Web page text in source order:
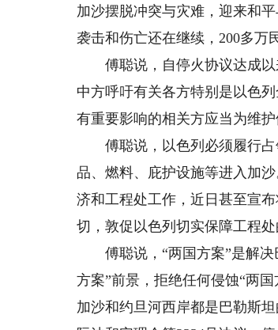
加沙摆脱冲突与灾难，迎来和
袭击和伤亡还在继续，200多万
傅聪说，自停火协议达成以
中方呼吁有关各方特别是以色
有重要影响的相关方应当为维护
傅聪说，以色列必须履行占
品、燃料、庇护设施等进入加
济和工程处工作，近日甚至宣
切，敦促以色列切实保障工程
傅聪说，“两国方案”是解决
方案”前景，拒绝任何侵蚀“两
加沙和约旦河西岸都是巴勒斯